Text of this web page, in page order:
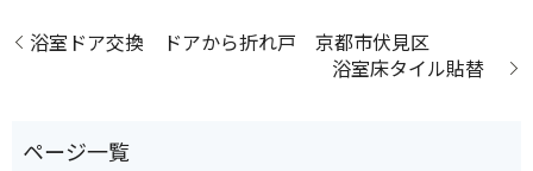
浴室ドア交換 ドアから折れ戸 京都市伏見区
浴室床タイル貼替